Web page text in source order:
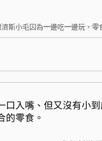
濟斯小毛因為一邊吃一邊玩，
口入嘴、但又沒有小
的零食。